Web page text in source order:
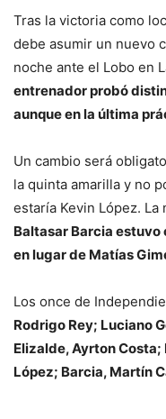
Tras la victoria como
debe asumir un nuevo
noche ante el Lobo en
entrenador probó
aunque en la última
Un cambio será
la quinta amarilla y no
estaría Kevin López.
Baltasar Barcia
en lugar de Matías
Los once de
Rodrigo Rey; Luciano
Elizalde, Ayrton
López; Barcia, Martín